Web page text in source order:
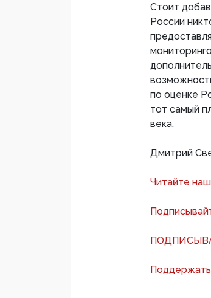
Стоит
России
по оценке
тот самый
века.
Дмитрий
Читайте